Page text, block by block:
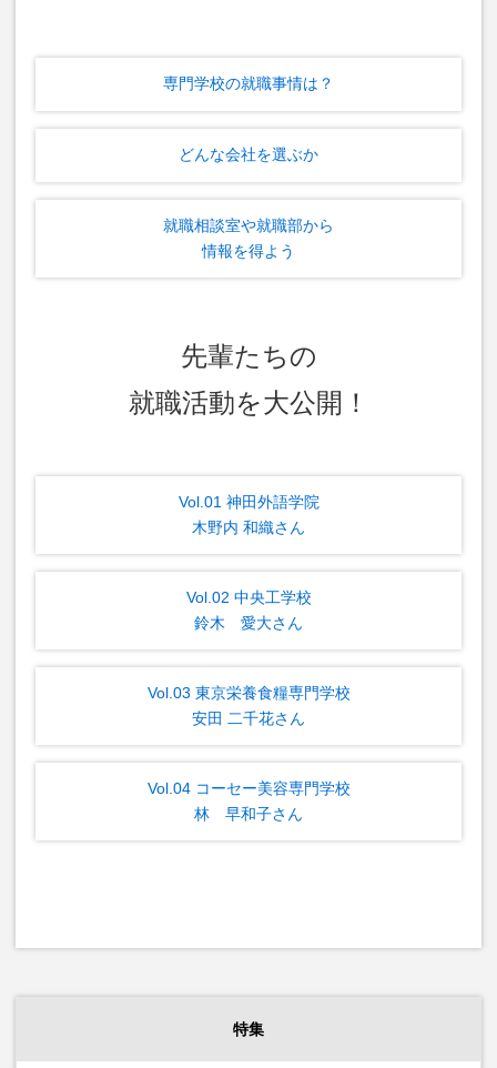
専門学校の就職事情は？
どんな会社を選ぶか
就職相談室や就職部から
情報を得よう
先輩たちの
就職活動を大公開！
Vol.01 神田外語学院
木野内 和織さん
Vol.02 中央工学校
鈴木 愛大さん
Vol.03 東京栄養食糧専門学校
安田 二千花さん
Vol.04 コーセー美容専門学校
林 早和子さん
特集